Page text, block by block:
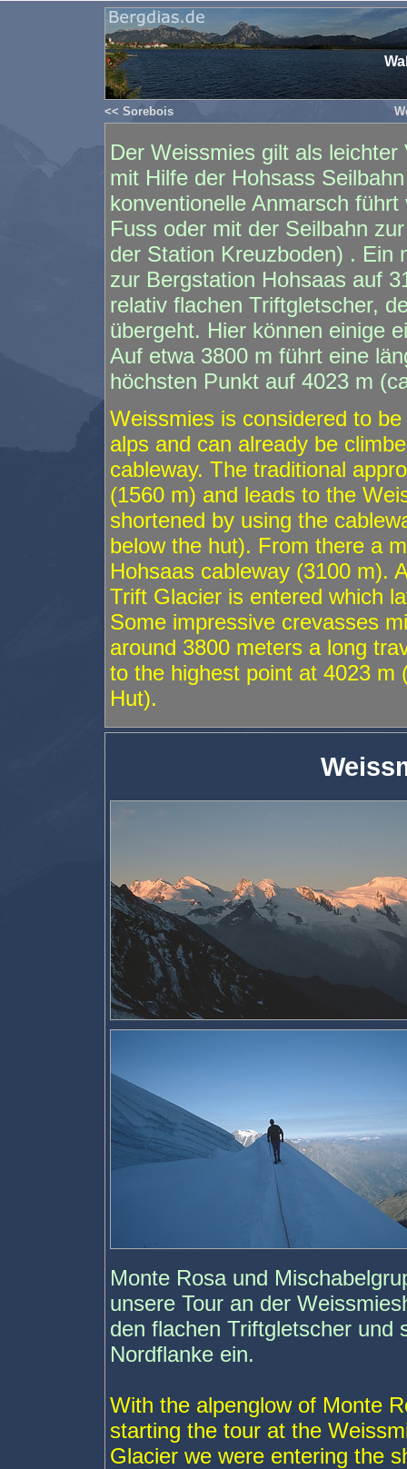
<< Sorebois
Der Weissmies gilt als
mit Hilfe der Hohsass
konventionelle Anmarsch
Fuss oder mit der Seilbahn
der Station Kreuzboden) . Ein
zur Bergstation Hohsaas auf
relativ flachen Triftgletscher,
übergeht. Hier können einige
Auf etwa 3800 m führt eine
höchsten Punkt auf 4023 m
Weissmies is considered to
alps and can already be
cableway. The traditional
(1560 m) and leads to the
shortened by using the
below the hut). From there a
Hohsaas cableway (3100 m).
Trift Glacier is entered which
Some impressive crevasses
around 3800 meters a long
to the highest point at 4023 m
Hut).
Monte Rosa und
unsere Tour an der
den flachen Triftgletscher und
Nordflanke ein.
With the alpenglow of Monte
starting the tour at the
Glacier we were entering the